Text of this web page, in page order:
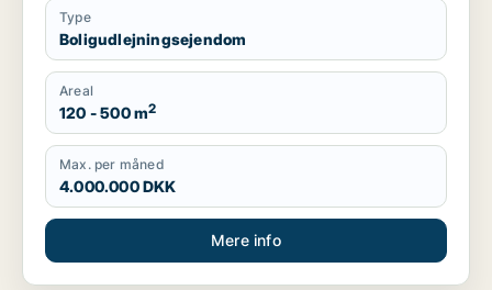
Type
Boligudlejningsejendom
Areal
120 - 500 m2
Max. per måned
4.000.000 DKK
Mere info